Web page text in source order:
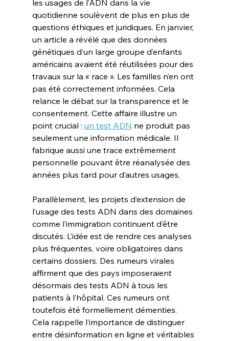
les usages de l’ADN dans la vie
quotidienne soulèvent de plus en plus de
questions éthiques et juridiques. En janvier,
un article a révélé que des données
génétiques d’un large groupe d’enfants
américains avaient été réutilisées pour des
travaux sur la « race ». Les familles n’en ont
pas été correctement informées. Cela
relance le débat sur la transparence et le
consentement. Cette affaire illustre un
point crucial : un test ADN ne produit pas
seulement une information médicale. Il
fabrique aussi une trace extrêmement
personnelle pouvant être réanalysée des
années plus tard pour d’autres usages.
Parallèlement, les projets d’extension de
l’usage des tests ADN dans des domaines
comme l’immigration continuent d’être
discutés. L’idée est de rendre ces analyses
plus fréquentes, voire obligatoires dans
certains dossiers. Des rumeurs virales
affirment que des pays imposeraient
désormais des tests ADN à tous les
patients à l’hôpital. Ces rumeurs ont
toutefois été formellement démenties.
Cela rappelle l’importance de distinguer
entre désinformation en ligne et véritables